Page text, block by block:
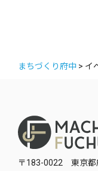
まちづくり府中 > イ
〒183-0022 東京